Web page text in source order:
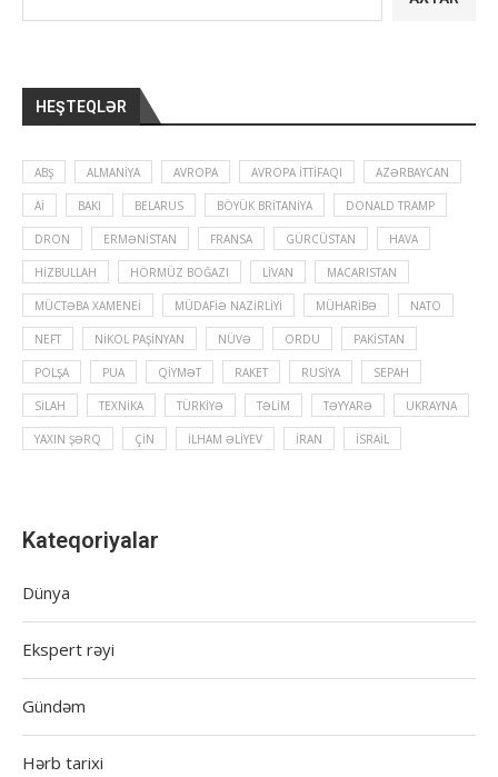
HEŞTEQLƏR
ABŞ ALMANIYA AVROPA AVROPA İTTIFAQI AZƏRBAYCAN
Aİ BAKI BELARUS BÖYÜK BRITANIYA DONALD TRAMP
DRON ERMƏNISTAN FRANSA GÜRCÜSTAN HAVA
HIZBULLAH HÖRMÜZ BOĞAZI LIVAN MACARISTAN
MÜCTƏBA XAMENEI MÜDAFIƏ NAZIRLIYI MÜHARIBƏ NATO
NEFT NIKOL PAŞINYAN NÜVƏ ORDU PAKISTAN
POLŞA PUA QIYMƏT RAKET RUSIYA SEPAH
SILAH TEXNIKA TÜRKIYƏ TƏLIM TƏYYARƏ UKRAYNA
YAXIN ŞƏRQ ÇIN İLHAM ƏLIYEV İRAN İSRAIL
Kateqoriyalar
Dünya
Ekspert rəyi
Gündəm
Hərb tarixi